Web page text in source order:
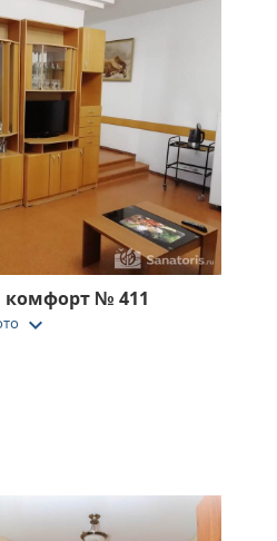
№ 411
keyboard_arrow_down